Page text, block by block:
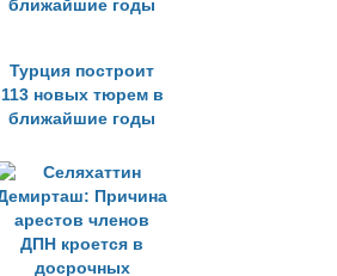
Турция построит
113 новых тюрем в
ближайшие годы